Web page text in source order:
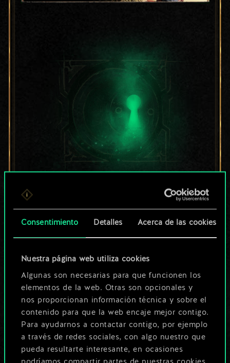
Consentimiento Detalles Acerca de las cookies
Nuestra página web utiliza cookies
Algunas son necesarias para que funcionen los
elementos de la web. Otras son opcionales y
nos proporcionan información técnica y sobre el
contenido para que la web encaje mejor contigo.
Para ayudarnos a contactar contigo, por ejemplo
a través de redes sociales, con algo nuestro que
pueda resultarte interesante, en ocasiones
Por ahora, solo es
un conjunto de
cartas compartido.
¡Pero puede llegar a
ser mucho más!
Poner nombre a esta baraja y crear
una guía